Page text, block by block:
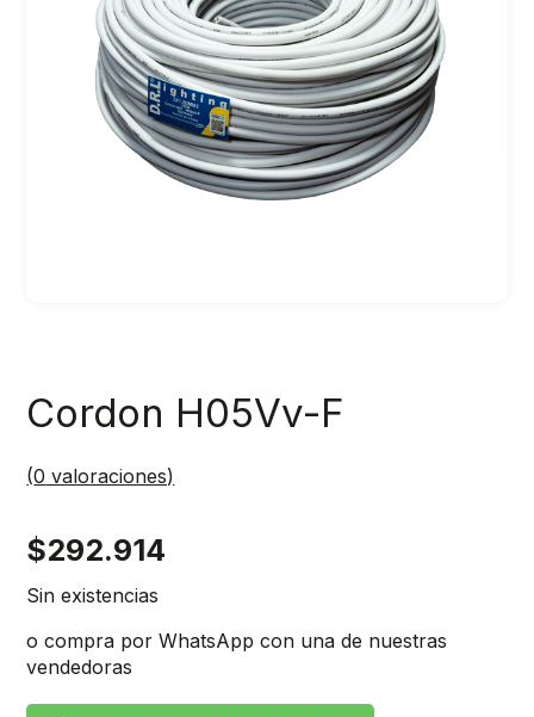
Cordon H05Vv-F
(0 valoraciones)
$292.914
Sin existencias
o compra por WhatsApp con una de nuestras
vendedoras